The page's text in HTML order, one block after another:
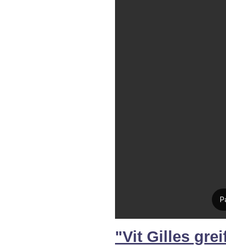
"Vit Gilles